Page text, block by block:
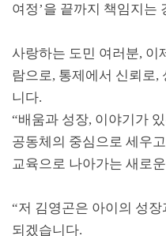
여정’을 끝까지 책임지는
사랑하는 도민 여러분, 이
람으로, 통제에서 신뢰로,
니다.
“배움과 성장, 이야기가
공동체의 중심으로 세우고
교육으로 나아가는 새로
“저 김영곤은 아이의 성
되겠습니다.